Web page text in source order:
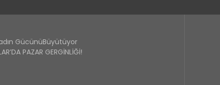
GücünüBüyütüyor
PAZAR GERGİNLİĞİ!